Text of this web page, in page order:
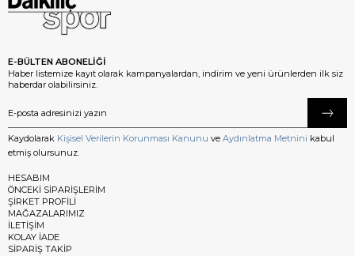
E-BÜLTEN ABONELİĞİ
Haber listemize kayıt olarak kampanyalardan, indirim ve yeni ürünlerden ilk siz
haberdar olabilirsiniz.
Kaydolarak Kişisel Verilerin Korunması Kanunu ve Aydınlatma Metnini kabul
etmiş olursunuz.
HESABIM
ÖNCEKİ SİPARİŞLERİM
ŞİRKET PROFİLİ
MAĞAZALARIMIZ
İLETİŞİM
KOLAY İADE
SİPARİŞ TAKİP